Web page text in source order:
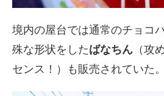
境内の屋台では通常のチョコ
殊な形状をしたばなちん （攻
センス！）も販売されていた。